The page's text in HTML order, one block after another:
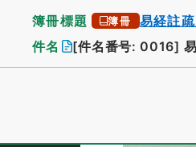
簿冊標題 簿冊 易経註
件名 [件名番号: 0016]